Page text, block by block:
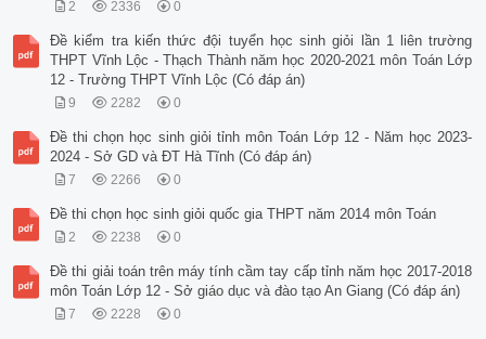
2 2336 0
Đề kiểm tra kiến thức đội tuyển học sinh giỏi lần 1 liên trường
THPT Vĩnh Lộc - Thạch Thành năm học 2020-2021 môn Toán Lớp
12 - Trường THPT Vĩnh Lộc (Có đáp án)
9 2282 0
Đề thi chọn học sinh giỏi tỉnh môn Toán Lớp 12 - Năm học 2023-
2024 - Sở GD và ĐT Hà Tĩnh (Có đáp án)
7 2266 0
Đề thi chọn học sinh giỏi quốc gia THPT năm 2014 môn Toán
2 2238 0
Đề thi giải toán trên máy tính cầm tay cấp tỉnh năm học 2017-2018
môn Toán Lớp 12 - Sở giáo dục và đào tạo An Giang (Có đáp án)
7 2228 0